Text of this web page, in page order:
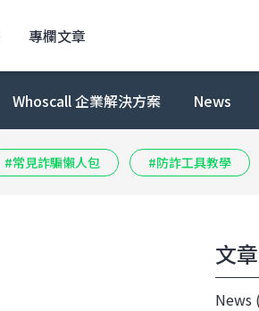
專欄文章
Whoscall 企業解決方案 News
#常見詐騙懶人包 #防詐工具教學
文
News